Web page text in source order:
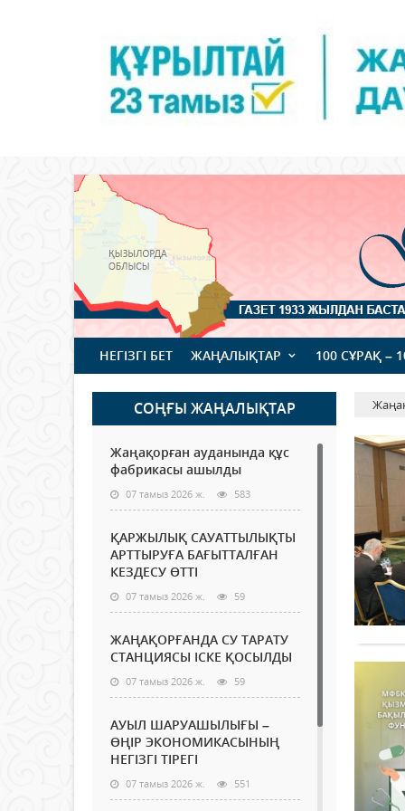
НЕГІЗГІ БЕТ ЖАҢАЛЫҚТАР 100 СҰРАҚ –
СОҢҒЫ ЖАҢАЛЫҚТАР
Жаңақорған ауданында құс
фабрикасы ашылды
07 тамыз 2026 ж. 583
ҚАРЖЫЛЫҚ САУАТТЫЛЫҚТЫ
АРТТЫРУҒА БАҒЫТТАЛҒАН
КЕЗДЕСУ ӨТТІ
07 тамыз 2026 ж. 59
ЖАҢАҚОРҒАНДА СУ ТАРАТУ
СТАНЦИЯСЫ ІСКЕ ҚОСЫЛДЫ
07 тамыз 2026 ж. 59
АУЫЛ ШАРУАШЫЛЫҒЫ –
ӨҢІР ЭКОНОМИКАСЫНЫҢ
НЕГІЗГІ ТІРЕГІ
07 тамыз 2026 ж. 551